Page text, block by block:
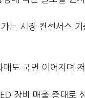
는 시장 컨센서스
도 국면 이어지며
장비 매출 증대로